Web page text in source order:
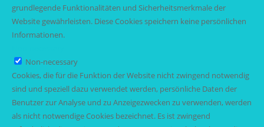
grundlegende Funktionalitäten und Sicherheitsmerkmale der
Website gewährleisten. Diese Cookies speichern keine persönlichen
Informationen.
Non-necessary
Cookies, die für die Funktion der Website nicht zwingend notwendig
sind und speziell dazu verwendet werden, persönliche Daten der
Benutzer zur Analyse und zu Anzeigezwecken zu verwenden, werden
als nicht notwendige Cookies bezeichnet. Es ist zwingend